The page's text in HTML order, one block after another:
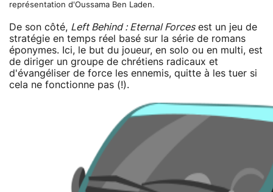
représentation d'Oussama Ben Laden.
De son côté, Left Behind : Eternal Forcesest un jeu de
stratégie en temps réel basé sur la série de romans
éponymes. Ici, le but du joueur, en solo ou en multi, est
de diriger un groupe de chrétiens radicaux et
d'évangéliser de force les ennemis, quitte à les tuer si
cela ne fonctionne pas (!).